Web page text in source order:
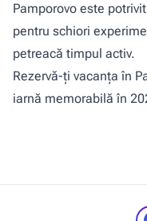
Pamporovo este
pentru schiori
petreacă timpul activ.
Rezervă-ți vacanța în
iarnă memorabilă în